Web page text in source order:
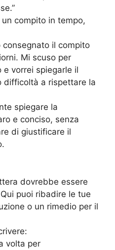
compito in tempo,
consegnato il compito
Mi scuso per
e vorrei spiegarle il
difficoltà a rispettare la
spiegare la
e conciso, senza
di giustificare il
dovrebbe essere
puoi ribadire le tue
o un rimedio per il
volta per